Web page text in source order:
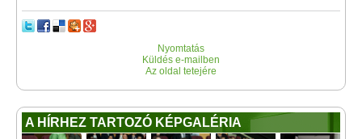
Nyomtatás
Küldés e-mailben
Az oldal tetejére
A HÍRHEZ TARTOZÓ KÉPGALÉRIA